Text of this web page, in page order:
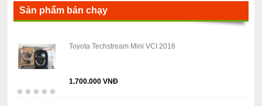
Sản phẩm bán chạy
Toyota Techstream Mini VCI 2016
1.700.000 VNĐ